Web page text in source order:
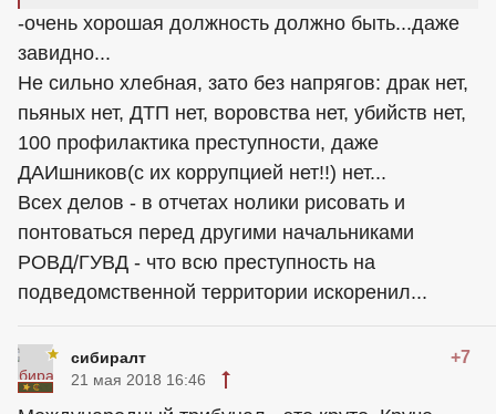
-очень хорошая должность должно быть...даже
завидно...
Не сильно хлебная, зато без напрягов: драк нет,
пьяных нет, ДТП нет, воровства нет, убийств нет,
100 профилактика преступности, даже
ДАИшников(с их коррупцией нет!!) нет...
Всех делов - в отчетах нолики рисовать и
понтоваться перед другими начальниками
РОВД/ГУВД - что всю преступность на
подведомственной территории искоренил...
сибиралт +7
21 мая 2018 16:46